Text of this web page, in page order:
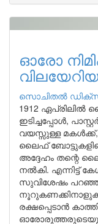
ഓരോ
സൊചിതൽ
1912 ഏപ്രിലിൽ
ഇടിച്ചപ്പോൾ,
വയസ്സുള്ള മകൾക്ക്,
ലൈഫ്
അദ്ദേഹം തന്റെ
നൽകി. എന്നിട്ട്
സുവിശേഷം
രക്ഷപ്പെടാൻ
ഓരോരുത്തരുടെയും